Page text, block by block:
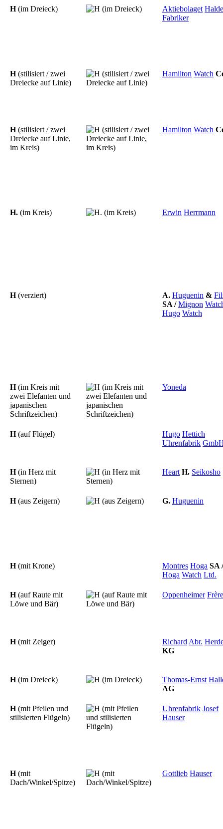
H(im Dreieck) Aktiebolaget
Fabriker
H(stilisiert / zwei
Dreiecke auf Linie)
Hamilton Watch
H(stilisiert / zwei
Dreiecke auf Linie,
im Kreis)
Hamilton Watch
H. (im Kreis) Erwin Herrmann
H(verziert) A. Huguenin &
SA /Mignon
Hugo Watch
H(im Kreis mit
zwei Elefanten und
japanischen
Schriftzeichen)
Yoneda
H(auf Flügel) Hugo Hettich
Uhrenfabrik
H(in Herz mit
Sternen)
Heart H. Seikosho
H(aus Zeigern) G. Huguenin
H(mit Krone) Montres Hoga SA /
Hoga Watch Ltd.
H(auf Raute mit
Löwe und Bär)
Oppenheimer
H(mit Zeiger) Richard Abr.
KG
H(im Dreieck) Thomas-Ernst
AG
H(mit Pfeilen und
stilisierten Flügeln)
Uhrenfabrik Josef
Hauser
H(mit
Dach/Winkel/Spitze)
Gottlieb Hauser